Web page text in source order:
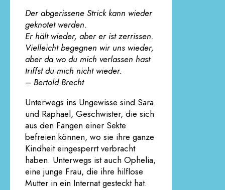
Der abgerissene Strick kann wieder
geknotet werden.
Er hält wieder, aber er ist zerrissen.
Vielleicht begegnen wir uns wieder,
aber da wo du mich verlassen hast
triffst du mich nicht wieder.
– Bertold Brecht
Unterwegs ins Ungewisse sind Sara
und Raphael, Geschwister, die sich
aus den Fängen einer Sekte
befreien können, wo sie ihre ganze
Kindheit eingesperrt verbracht
haben. Unterwegs ist auch Ophelia,
eine junge Frau, die ihre hilflose
Mutter in ein Internat gesteckt hat.